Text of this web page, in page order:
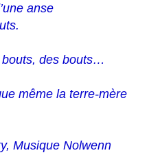
anse
des bouts…
même la terre-mère
Musique Nolwenn